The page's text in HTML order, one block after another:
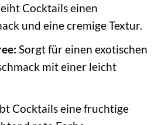
Cocktails einen
und eine cremige Textur.
Sorgt für einen exotischen
mit einer leicht
Cocktails eine fruchtige